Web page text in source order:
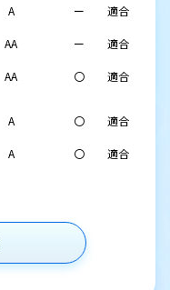
A ー 適合
AA ー 適合
AA 〇 適合
A 〇 適合
A 〇 適合